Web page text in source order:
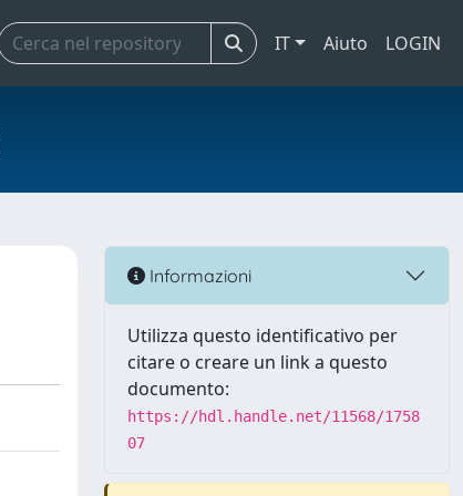
IT Aiuto LOGIN
Informazioni
Utilizza questo identificativo per
citare o creare un link a questo
documento:
https://hdl.handle.net/11568/1758
07